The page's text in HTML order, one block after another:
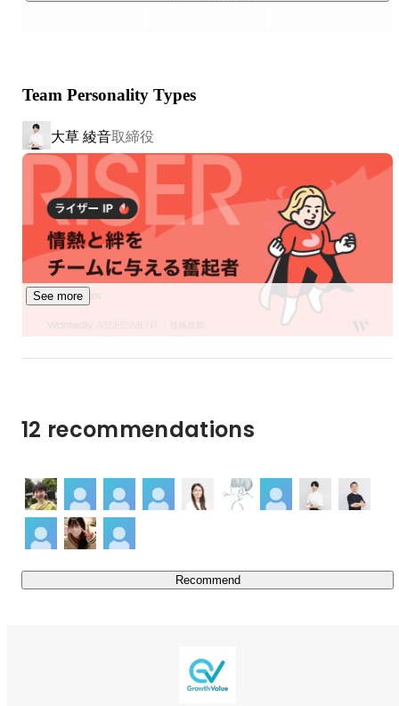
るだけでなく、同じような悩みや目標を持つ仲間とつなが
れるコミュニティも提供しています。現在は生成AI教育な
どにも力を入れています。
②skimama match(人材マッチング事業)
サービスページ：https://hr-match.skimama.jp/
人材紹介事業「skimama match」は、skimamaの実務研修
で「選別」された、即戦力人材のご紹介サービスです。リ
モートでもしっかり活躍するソフトスキルの高い人材を、
バックオフィス、営業、マーケティング領域などでご紹介
します。
Team Personality Types
大草 綾音取締役
See more
12 recommendations
Recommend